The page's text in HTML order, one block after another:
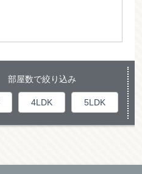
部屋数で絞り込み
4LDK 5LDK